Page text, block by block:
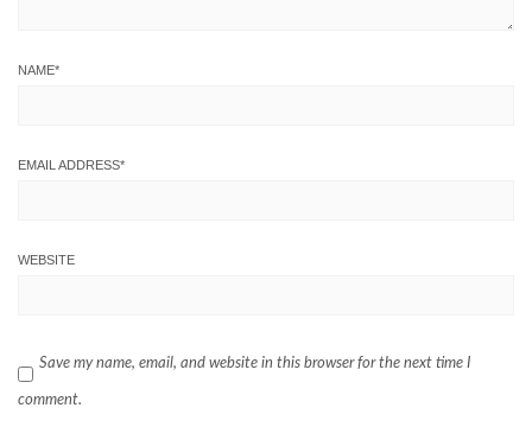
NAME*
EMAIL ADDRESS*
WEBSITE
Save my name, email, and website in this browser for the next time I
comment.